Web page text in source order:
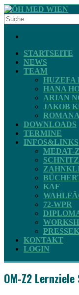
Skip
to
content
ÖH
MED
WIEN
ZAHNMEDIZIN
STARTSEITE
NEWS
TEAM
HUZEFA
HANA
ARIAN
JAKOB
DOWNLOADS
TERMINE
INFOS&LINKS
MEDAT-Z
KAF
72-WPR
KONTAKT
LOGIN
OM-Z2